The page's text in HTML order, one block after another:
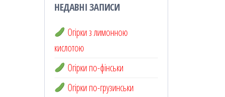
НЕДАВНІ ЗАПИСИ
Огірки з лимонною
кислотою
Огірки по-фінськи
Огірки по-грузинськи